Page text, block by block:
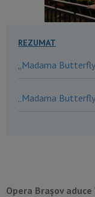
REZUMAT
„Madama
„Madama
Opera Brașov